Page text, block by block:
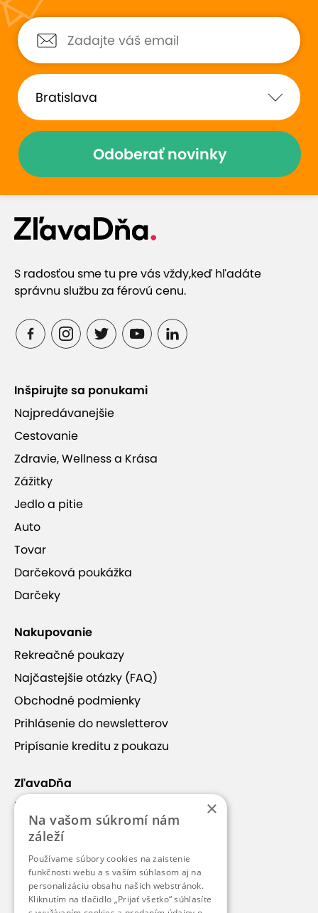
Odoberať novinky
S radosťou sme tu pre vás vždy,keď hľadáte
správnu službu za férovú cenu.
Inšpirujte sa ponukami
Najpredávanejšie
Cestovanie
Zdravie, Wellness a Krása
Zážitky
Jedlo a pitie
Auto
Tovar
Darčeková poukážka
Darčeky
Nakupovanie
Rekreačné poukazy
Najčastejšie otázky (FAQ)
Obchodné podmienky
Prihlásenie do newsletterov
Pripísanie kreditu z poukazu
ZľavaDňa
Náš príbeh
Kontakt
Kariéra
Blog
Pre médiá
×
Na vašom súkromí nám
záleží
Používame súbory cookies na zaistenie
funkčnosti webu a s vaším súhlasom aj na
personalizáciu obsahu našich webstránok.
Kliknutím na tlačidlo „Prijať všetko“ súhlasíte